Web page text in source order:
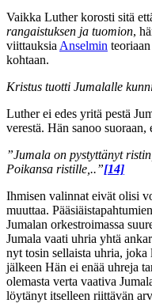
Vaikka Luther korosti sitä
rangaistuksen ja tuomion,
viittauksia Anselmin
kohtaan.
Kristus tuotti Jumalalle
Luther ei edes yritä pestä
verestä. Hän sanoo suoraan,
”Jumala on pystyttänyt
Poikansa ristille,..”[14]
Ihmisen valinnat eivät olisi
muuttaa.
Jumalan orkestroimassa
Jumala vaati uhria yhtä
nyt tosin sellaista uhria,
jälkeen Hän ei enää uhreja
olemasta verta vaativa
löytänyt itselleen riittävän